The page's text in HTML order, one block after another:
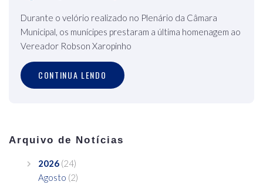
Durante o velório realizado no Plenário da Câmara
Municipal, os munícipes prestaram a última homenagem ao
Vereador Robson Xaropinho
CONTINUA LENDO
Arquivo de Notícias
2026 (24)
Agosto (2)